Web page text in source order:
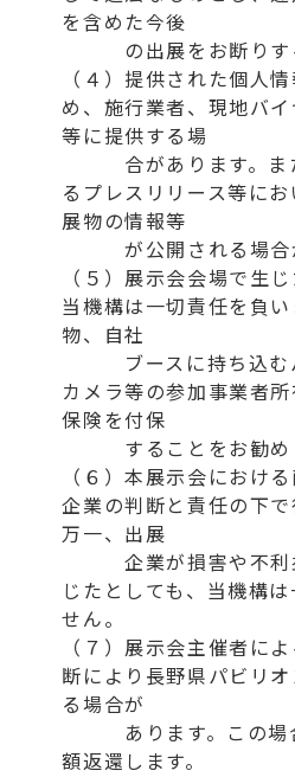
を含めた今後
の出展をお断りする
（４）提供された個人
め、施行業者、現地バ
等に提供する場
合があります。ま
るプレスリリース等に
展物の情報等
が公開される場合が
（５）展示会会場で生
当機構は一切責任を負
物、自社
ブースに持ち込む
カメラ等の参加事業者
保険を付保
することをお勧めし
（６）本展示会におけ
企業の判断と責任の下で
万一、出展
企業が損害や不利
じたとしても、当機構
せん。
（７）展示会主催者に
断により長野県パビリ
る場合が
あります。この場
額返還します。